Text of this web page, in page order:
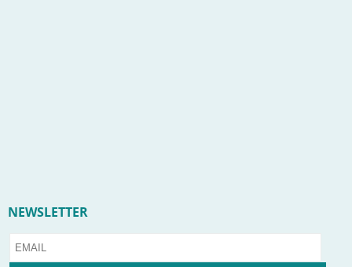
NEWSLETTER